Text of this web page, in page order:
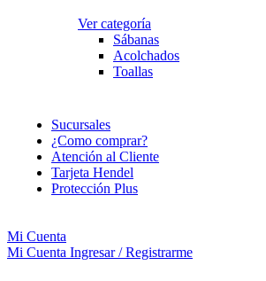
Ver categoría
Sábanas
Acolchados
Toallas
Sucursales
¿Como comprar?
Atención al Cliente
Tarjeta Hendel
Protección Plus
Mi Cuenta
Mi Cuenta Ingresar / Registrarme